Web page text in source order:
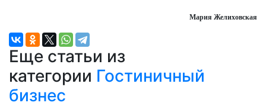
Мария Желиховская
Еще статьи из
категории Гостиничный
бизнес